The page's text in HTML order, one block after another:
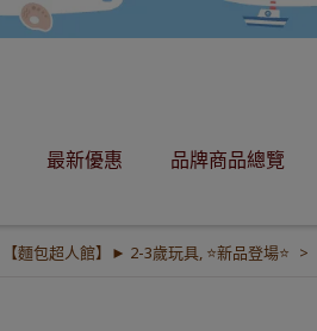
最新優惠 品牌商品總覽
【麵包超人館】► 2-3歲玩具,⭐新品登場⭐